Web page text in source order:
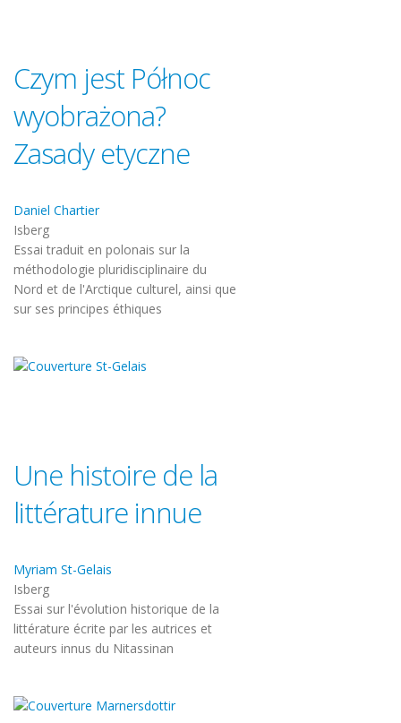
Czym jest Północ
wyobrażona?
Zasady etyczne
Daniel Chartier
Isberg
Essai traduit en polonais sur la
méthodologie pluridisciplinaire du
Nord et de l'Arctique culturel, ainsi que
sur ses principes éthiques
Une histoire de la
littérature innue
Myriam St-Gelais
Isberg
Essai sur l'évolution historique de la
littérature écrite par les autrices et
auteurs innus du Nitassinan